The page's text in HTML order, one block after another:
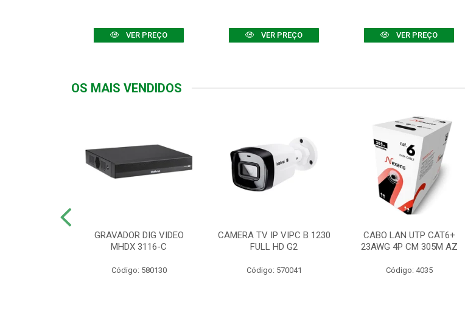
VER PREÇO VER PREÇO VER PREÇO
OS MAIS VENDIDOS
GRAVADOR DIG VIDEO
MHDX 3116-C
Código: 580130
CAMERA TV IP VIPC B 1230
FULL HD G2
Código: 570041
CABO LAN UTP CAT6+
23AWG 4P CM 305M AZ
Código: 4035